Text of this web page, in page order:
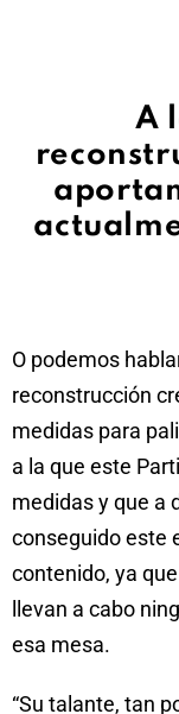
A
O podemos
reconstrucción
medidas para
a la que este
medidas y que a
conseguido este
contenido, ya
llevan a cabo
esa mesa.
“Su talante, tan